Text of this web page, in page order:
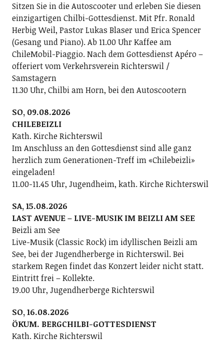
Sitzen Sie in die Autoscooter und erleben Sie diesen
einzigartigen Chilbi-Gottesdienst. Mit Pfr. Ronald
Herbig Weil, Pastor Lukas Blaser und Erica Spencer
(Gesang und Piano). Ab 11.00 Uhr Kaffee am
ChileMobil-Piaggio. Nach dem Gottesdienst Apéro –
offeriert vom Verkehrsverein Richterswil /
Samstagern
11.30 Uhr, Chilbi am Horn, bei den Autoscootern
SO, 09.08.2026
CHILEBEIZLI
Kath. Kirche Richterswil
Im Anschluss an den Gottesdienst sind alle ganz
herzlich zum Generationen-Treff im «Chilebeizli»
eingeladen!
11.00-11.45 Uhr, Jugendheim, kath. Kirche Richterswil
SA, 15.08.2026
LAST AVENUE – LIVE-MUSIK IM BEIZLI AM SEE
Beizli am See
Live-Musik (Classic Rock) im idyllischen Beizli am
See, bei der Jugendherberge in Richterswil. Bei
starkem Regen findet das Konzert leider nicht statt.
Eintritt frei – Kollekte.
19.00 Uhr, Jugendherberge Richterswil
SO, 16.08.2026
ÖKUM. BERGCHILBI-GOTTESDIENST
Kath. Kirche Richterswil